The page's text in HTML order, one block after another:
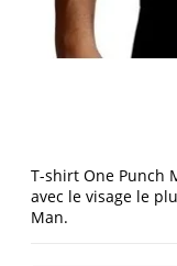
T-shirt One Punch
avec le visage le
Man.